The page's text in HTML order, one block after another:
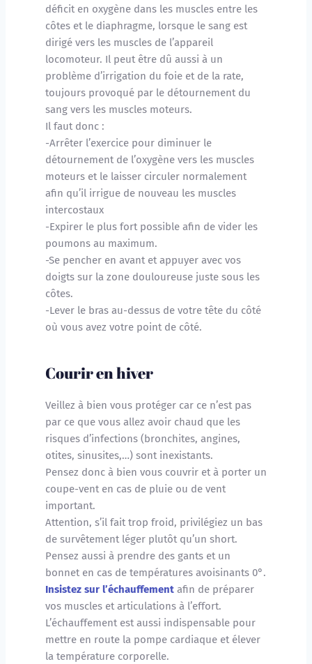
déficit en oxygène dans les muscles entre les
côtes et le diaphragme, lorsque le sang est
dirigé vers les muscles de l’appareil
locomoteur. Il peut être dû aussi à un
problème d’irrigation du foie et de la rate,
toujours provoqué par le détournement du
sang vers les muscles moteurs.
Il faut donc :
-Arrêter l’exercice pour diminuer le
détournement de l’oxygène vers les muscles
moteurs et le laisser circuler normalement
afin qu’il irrigue de nouveau les muscles
intercostaux
-Expirer le plus fort possible afin de vider les
poumons au maximum.
-Se pencher en avant et appuyer avec vos
doigts sur la zone douloureuse juste sous les
côtes.
-Lever le bras au-dessus de votre tête du côté
où vous avez votre point de côté.
Courir en hiver
Veillez à bien vous protéger car ce n’est pas
par ce que vous allez avoir chaud que les
risques d’infections (bronchites, angines,
otites, sinusites,…) sont inexistants.
Pensez donc à bien vous couvrir et à porter un
coupe-vent en cas de pluie ou de vent
important.
Attention, s’il fait trop froid, privilégiez un bas
de survêtement léger plutôt qu’un short.
Pensez aussi à prendre des gants et un
bonnet en cas de températures avoisinants 0°.
Insistez sur l’échauffement afin de préparer
vos muscles et articulations à l’effort.
L’échauffement est aussi indispensable pour
mettre en route la pompe cardiaque et élever
la température corporelle.